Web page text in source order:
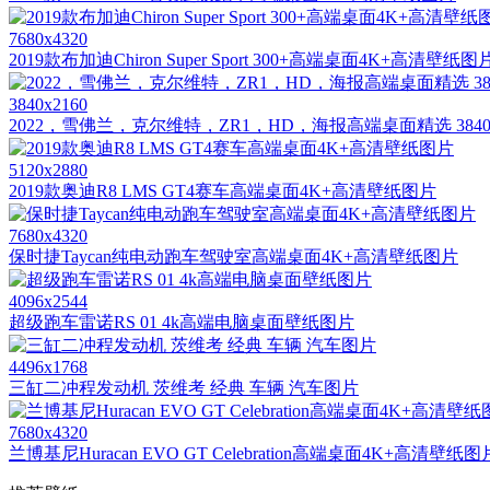
7680x4320
2019款布加迪Chiron Super Sport 300+高端桌面4K+高清壁纸图
3840x2160
2022，雪佛兰，克尔维特，ZR1，HD，海报高端桌面精选
5120x2880
2019款奥迪R8 LMS GT4赛车高端桌面4K+高清壁纸图片
7680x4320
保时捷Taycan纯电动跑车驾驶室高端桌面4K+高清壁纸图片
4096x2544
超级跑车雷诺RS 01 4k高端电脑桌面壁纸图片
4496x1768
三缸二冲程发动机 茨维考 经典 车辆 汽车图片
7680x4320
兰博基尼Huracan EVO GT Celebration高端桌面4K+高清壁纸图